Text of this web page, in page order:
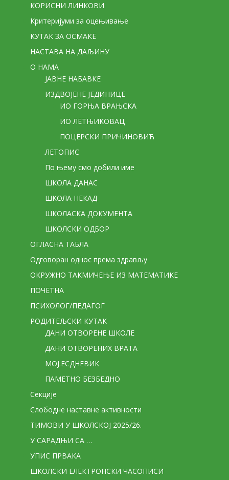
КОРИСНИ ЛИНКОВИ
Критеријуми за оцењивање
КУТАК ЗА ОСМАКЕ
НАСТАВА НА ДАЉИНУ
О НАМА
ЈАВНЕ НАБАВКЕ
ИЗДВОЈЕНЕ ЈЕДИНИЦЕ
ИО ГОРЊА ВРАЊСКА
ИО ЛЕТЊИКОВАЦ
ПОЦЕРСКИ ПРИЧИНОВИЋ
ЛЕТОПИС
По њему смо добили име
ШКОЛА ДАНАС
ШКОЛА НЕКАД
ШКОЛАСКА ДОКУМЕНТА
ШКОЛСКИ ОДБОР
ОГЛАСНА ТАБЛА
Одговоран однос према здрављу
ОКРУЖНО ТАКМИЧЕЊЕ ИЗ МАТЕМАТИКЕ
ПОЧЕТНА
ПСИХОЛОГ/ПЕДАГОГ
РОДИТЕЉСКИ КУТАК
ДАНИ ОТВОРЕНЕ ШКОЛЕ
ДАНИ ОТВОРЕНИХ ВРАТА
МОЈ.ЕСДНЕВИК
ПАМЕТНО БЕЗБЕДНО
Секције
Слободне наставне активности
ТИМОВИ У ШКОЛСКОЈ 2025/26.
У САРАДЊИ СА …
УПИС ПРВАКА
ШКОЛСКИ ЕЛЕКТРОНСКИ ЧАСОПИСИ